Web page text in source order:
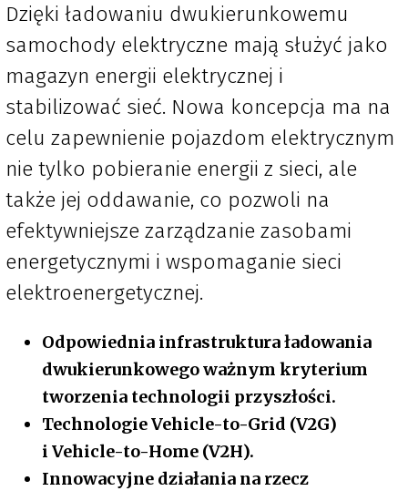
Dzięki ładowaniu dwukierunkowemu
samochody elektryczne mają służyć jako
magazyn energii elektrycznej i
stabilizować sieć. Nowa koncepcja ma na
celu zapewnienie pojazdom elektrycznym
nie tylko pobieranie energii z sieci, ale
także jej oddawanie, co pozwoli na
efektywniejsze zarządzanie zasobami
energetycznymi i wspomaganie sieci
elektroenergetycznej.
Odpowiednia infrastruktura ładowania
dwukierunkowego ważnym kryterium
tworzenia technologii przyszłości.
Technologie Vehicle-to-Grid (V2G)
i Vehicle-to-Home (V2H).
Innowacyjne działania na rzecz